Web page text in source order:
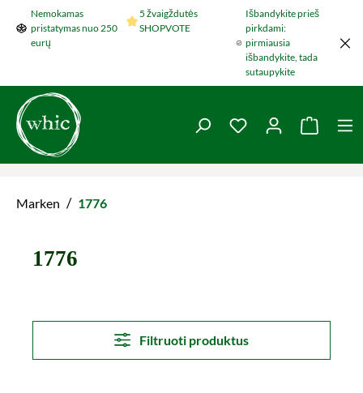
Šokti į pagrindinį turinį
Nemokamas
pristatymas nuo 250
eurų
5 žvaigždutės
SHOPVOTE
Išbandykite prieš
pirkdami:
pirmiausia
išbandykite, tada
sutaupykite
You have 0 wishlist
Marken / 1776
1776
Filtruoti produktus